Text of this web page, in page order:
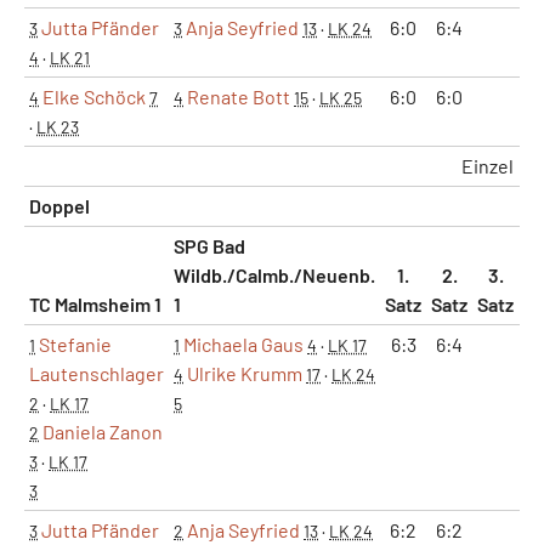
3Jutta Pfänder
4 · LK 21
3 Anja Seyfried 13· LK 24 6:0 6:4
4 Elke Schöck 7
· LK 23
4 Renate Bott 15· LK 25 6:0 6:0
Einzel
Doppel
TC Malmsheim 1
SPG Bad
Wildb./Calmb./Neuenb.
1
1.
Satz
2.
Satz
3.
Satz
1 Stefanie
Lautenschlager
2 · LK 17
2 Daniela Zanon
3· LK 17
3
1 Michaela Gaus 4 · LK 17
4 Ulrike Krumm 17· LK 24
5
6:3 6:4
3Jutta Pfänder 2 Anja Seyfried 13· LK 24
6:2 6:2